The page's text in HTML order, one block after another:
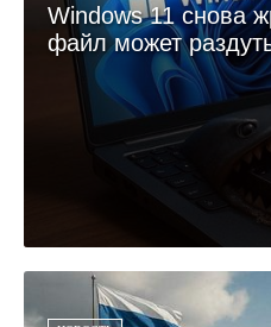
Windows 11 снова
файл может